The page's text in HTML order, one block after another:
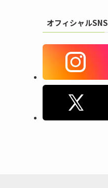
オフィシャルSNS